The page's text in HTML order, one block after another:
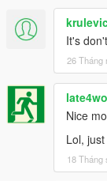
It's
26 Tháng
Nice
Lol,
18 Tháng